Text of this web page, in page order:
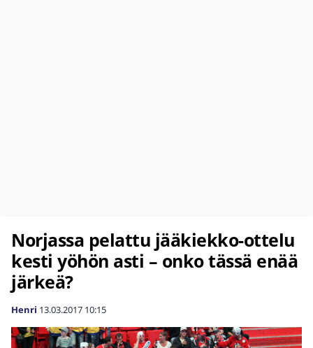
Norjassa pelattu jääkiekko-ottelu
kesti yöhön asti – onko tässä enää
järkeä?
Henri 13.03.2017 10:15